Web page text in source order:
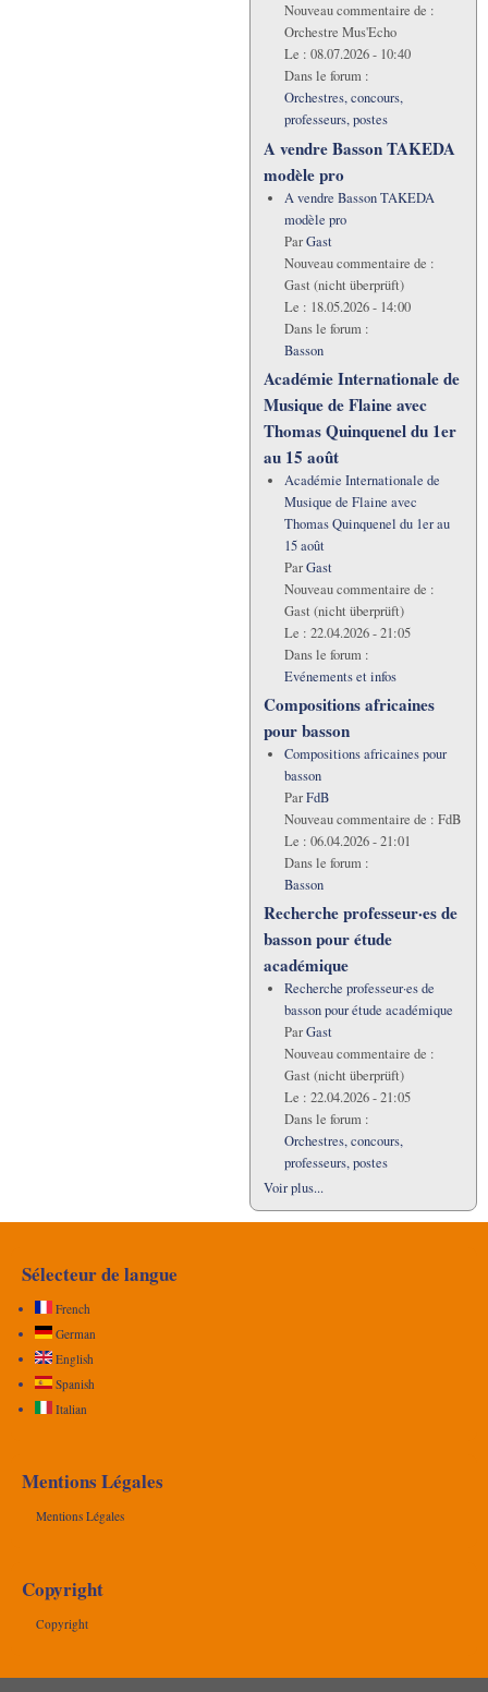
Nouveau commentaire de :
Orchestre Mus'Echo
Le : 08.07.2026 - 10:40
Dans le forum :
Orchestres, concours,
professeurs, postes
A vendre Basson TAKEDA
modèle pro
A vendre Basson TAKEDA
modèle pro
ParGast
Nouveau commentaire de :
Gast (nicht überprüft)
Le : 18.05.2026 - 14:00
Dans le forum :
Basson
Académie Internationale de
Musique de Flaine avec
Thomas Quinquenel du 1er
au 15 août
Académie Internationale de
Musique de Flaine avec
Thomas Quinquenel du 1er au
15 août
ParGast
Nouveau commentaire de :
Gast (nicht überprüft)
Le : 22.04.2026 - 21:05
Dans le forum :
Evénements et infos
Compositions africaines
pour basson
Compositions africaines pour
basson
ParFdB
Nouveau commentaire de : FdB
Le : 06.04.2026 - 21:01
Dans le forum :
Basson
Recherche professeur·es de
basson pour étude
académique
Recherche professeur·es de
basson pour étude académique
ParGast
Nouveau commentaire de :
Gast (nicht überprüft)
Le : 22.04.2026 - 21:05
Dans le forum :
Orchestres, concours,
professeurs, postes
Voir plus...
Sélecteur de langue
French
German
English
Spanish
Italian
Mentions Légales
Mentions Légales
Copyright
Copyright